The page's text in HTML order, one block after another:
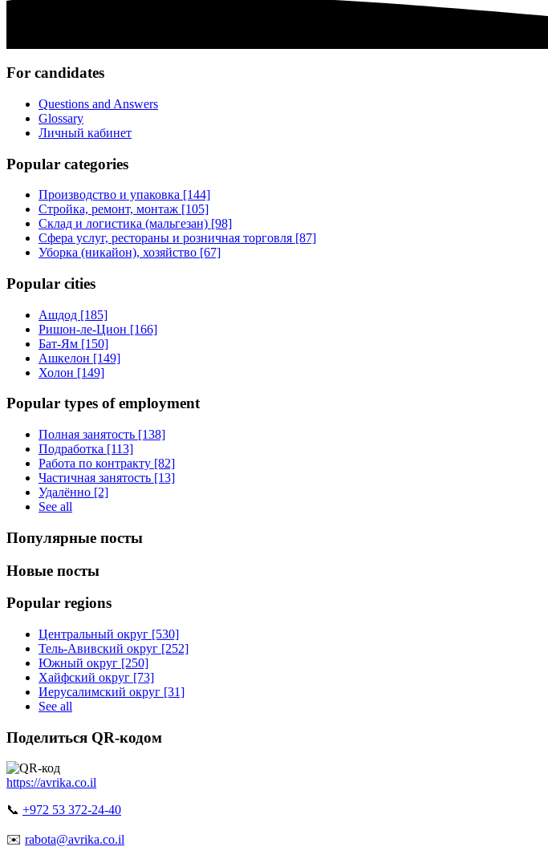
For candidates
Questions and Answers
Glossary
Личный кабинет
Popular categories
Производство и упаковка [144]
Стройка, ремонт, монтаж [105]
Склад и логистика (мальгезан) [98]
Сфера услуг, рестораны и розничная торговля [87]
Уборка (никайон), хозяйство [67]
Popular cities
Ашдод [185]
Ришон-ле-Цион [166]
Бат-Ям [150]
Ашкелон [149]
Холон [149]
Popular types of employment
Полная занятость [138]
Подработка [113]
Работа по контракту [82]
Частичная занятость [13]
Удалённо [2]
See all
Популярные посты
Новые посты
Popular regions
Центральный округ [530]
Тель-Авивский округ [252]
Южный округ [250]
Хайфский округ [73]
Иерусалимский округ [31]
See all
Поделиться QR-кодом
https://avrika.co.il
📞 +972 53 372-24-40
✉️ rabota@avrika.co.il